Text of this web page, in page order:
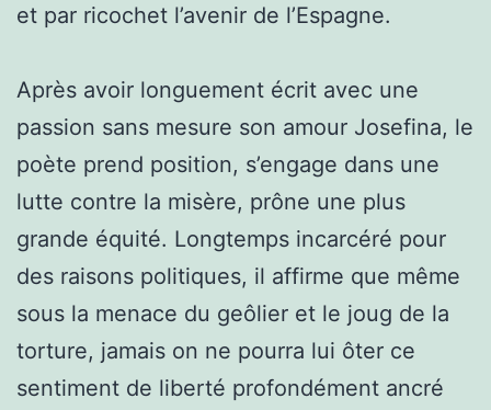
et par ricochet l’avenir de l’Espagne.
Après avoir longuement écrit avec une
passion sans mesure son amour Josefina, le
poète prend position, s’engage dans une
lutte contre la misère, prône une plus
grande équité. Longtemps incarcéré pour
des raisons politiques, il affirme que même
sous la menace du geôlier et le joug de la
torture, jamais on ne pourra lui ôter ce
sentiment de liberté profondément ancré